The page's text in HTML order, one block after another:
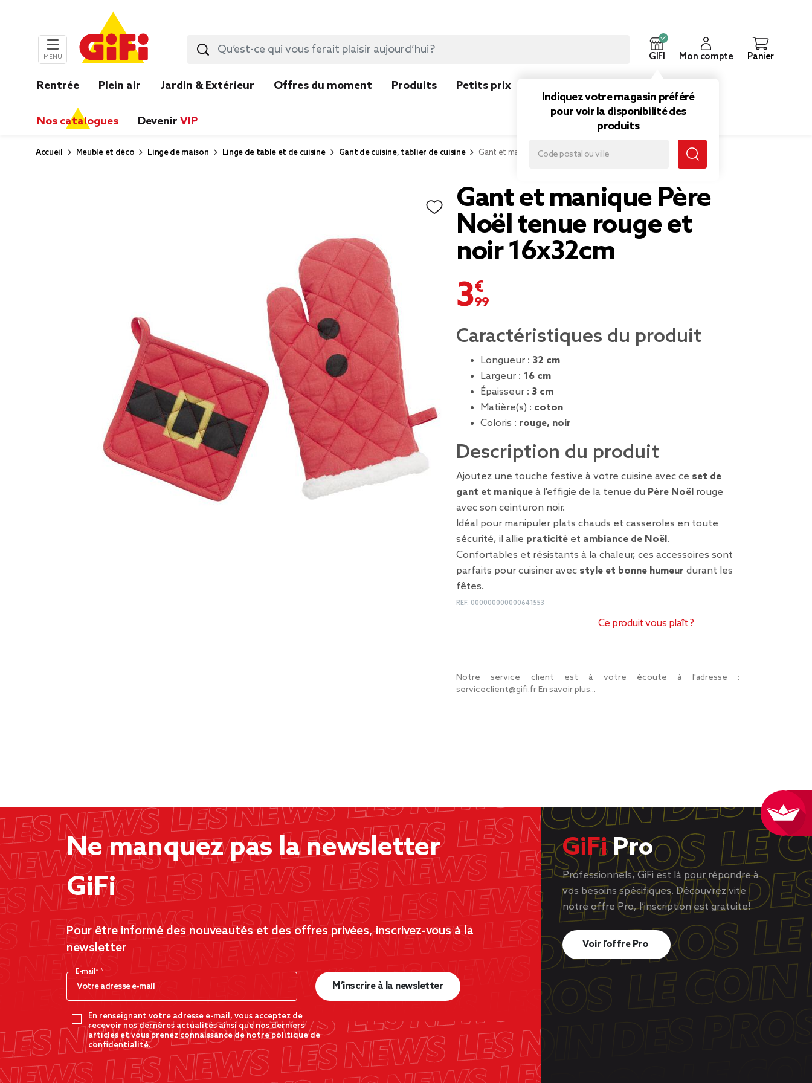
MENU GIFI
Indiquez votre magasin préféré
pour voir la disponibilité des
produits
Mon compte Panier
Rentrée Plein air Jardin & Extérieur Offres du moment Produits Petits prix
Nos catalogues Devenir VIP
Accueil Meuble et déco Linge de maison Linge de table et de cuisine Gant de cuisine, tablier de cuisine Gant et manique Père Noël tenue rouge et noir 16x32cm
Gant et manique Père
Noël tenue rouge et
noir 16x32cm
3,99 €
Caractéristiques du produit
Longueur : 32 cm
Largeur : 16 cm
Épaisseur : 3 cm
Matière(s) : coton
Coloris : rouge, noir
Description du produit
Ajoutez une touche festive à votre cuisine avec ce set de
gant et manique à l'effigie de la tenue du Père Noël rouge
avec son ceinturon noir.
Idéal pour manipuler plats chauds et casseroles en toute
sécurité, il allie praticité et ambiance de Noël.
Confortables et résistants à la chaleur, ces accessoires sont
parfaits pour cuisiner avec style et bonne humeur durant les
fêtes.
REF. 000000000000641553
Ce produit vous plaît ?
Notre service client est à votre écoute à l'adresse :
serviceclient@gifi.frEn savoir plus...
Ne manquez pas la newsletter
GiFi
Pour être informé des nouveautés et des offres privées, inscrivez-vous à la
newsletter
E-mail*
En renseignant votre adresse e-mail, vous acceptez de
recevoir nos dernères actualités ainsi que nos derniers
articles et vous prenez connaissance de notre politique de
confidentialité.
M’inscrire à la newsletter
GiFiPro
Professionnels, GiFi est là pour répondre à
vos besoins spécifiques. Découvrez vite
notre offre Pro, l’inscription est gratuite!
Voir l’offre Pro